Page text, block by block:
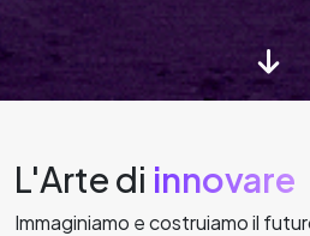
digitale
L'Arte di innovare
Immaginiamo e costruiamo il